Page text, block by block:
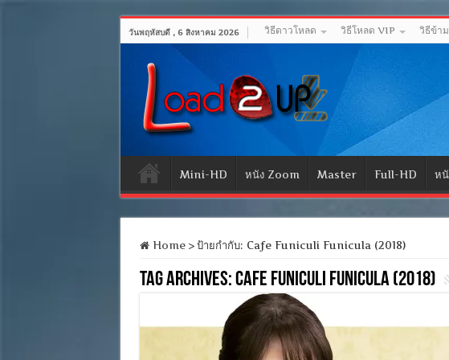
วันพฤหัสบดี , 6 สิงหาคม 2026 วิธีดาวโหลด วิธีโหลด VIP วิธีข้า
Mini-HD หนัง Zoom Master Full-HD ห
Home > ป้ายกำกับ: Cafe Funiculi Funicula (2018)
Tag Archives:Cafe Funiculi Funicula (2018)